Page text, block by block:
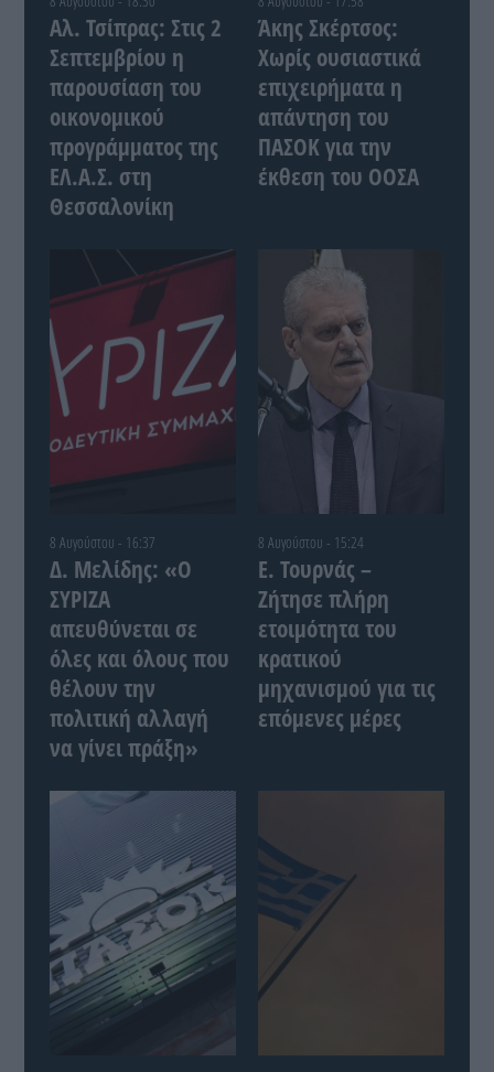
Αλ. Τσίπρας: Στις 2
Σεπτεμβρίου η
παρουσίαση του
οικονομικού
προγράμματος της
ΕΛ.Α.Σ. στη
Θεσσαλονίκη
Άκης Σκέρτσος:
Χωρίς ουσιαστικά
επιχειρήματα η
απάντηση του
ΠΑΣΟΚ για την
έκθεση του ΟΟΣΑ
8 Αυγούστου - 16:37
Δ. Μελίδης: «Ο
ΣΥΡΙΖΑ
απευθύνεται σε
όλες και όλους που
θέλουν την
πολιτική αλλαγή
να γίνει πράξη»
8 Αυγούστου - 15:24
Ε. Τουρνάς –
Ζήτησε πλήρη
ετοιμότητα του
κρατικού
μηχανισμού για τις
επόμενες μέρες